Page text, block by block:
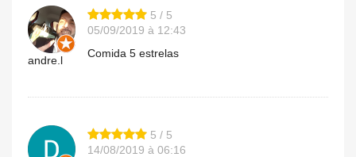
andre.l
5 / 5
05/09/2019 à 12:43
Comida 5 estrelas
5 / 5
14/08/2019 à 06:16